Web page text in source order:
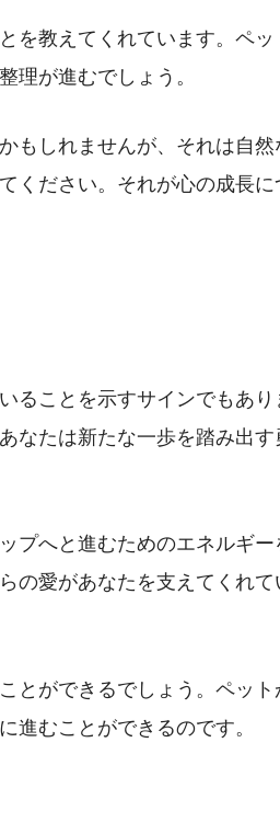
を教えてくれています。ペッ
理が進むでしょう。
もしれませんが、それは自然
ください。それが心の成長に
ることを示すサインでもあり
なたは新たな一歩を踏み出す
プへと進むためのエネルギー
の愛があなたを支えてくれて
とができるでしょう。ペット
進むことができるのです。